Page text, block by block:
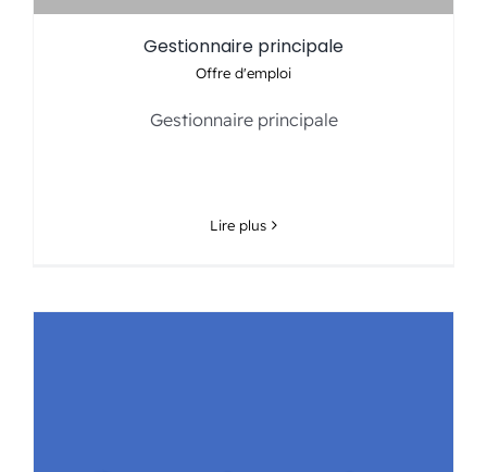
Gestionnaire principale
Offre d'emploi
Gestionnaire principale
Lire plus